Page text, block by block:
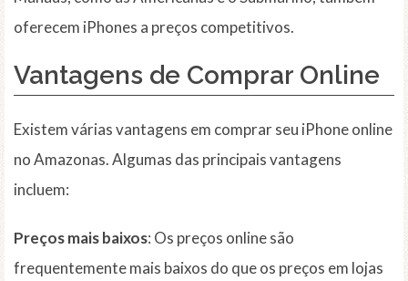
oferecem iPhones a preços competitivos.
Vantagens de Comprar Online
Existem várias vantagens em comprar seu iPhone online
no Amazonas. Algumas das principais vantagens
incluem:
Preços mais baixos: Os preços online são
frequentemente mais baixos do que os preços em lojas